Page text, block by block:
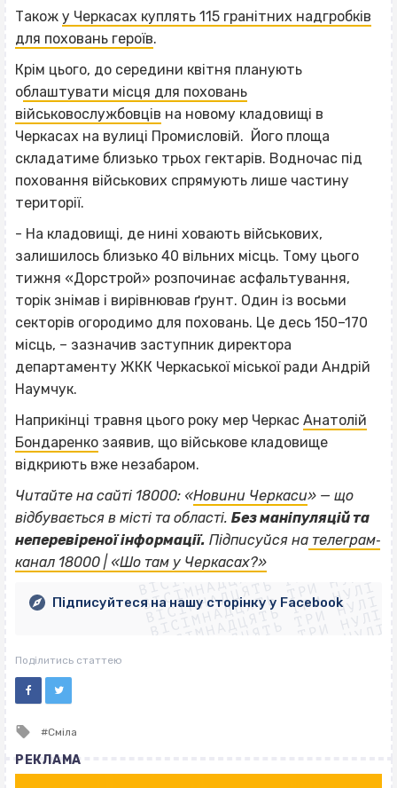
Також у Черкасах куплять 115 гранітних надгробків
для поховань героїв.
Крім цього, до середини квітня планують
облаштувати місця для поховань
військовослужбовців на новому кладовищі в
Черкасах на вулиці Промисловій. Його площа
складатиме близько трьох гектарів. Водночас під
поховання військових спрямують лише частину
території.
- На кладовищі, де нині ховають військових,
залишилось близько 40 вільних місць. Тому цього
тижня «Дорстрой» розпочинає асфальтування,
торік знімав і вирівнював ґрунт. Один із восьми
секторів огородимо для поховань. Це десь 150–170
місць, – зазначив заступник директора
департаменту ЖКК Черкаської міської ради Андрій
Наумчук.
Наприкінці травня цього року мер Черкас Анатолій
Бондаренко заявив, що військове кладовище
відкриють вже незабаром.
Читайте на сайті 18000: «Новини Черкаси» — що
відбувається в місті та області. Без маніпуляцій та
неперевіреної інформації. Підписуйся на телеграм‐
канал 18000 | «Шо там у Черкасах?»
ВІСІМНАДЦЯТЬ ТРИ НУЛІ
ВІСІМНАДЦЯТЬ ТРИ НУЛІ
ВІСІМНАДЦЯТЬ ТРИ НУЛІ
ВІСІМНАДЦЯТЬ ТРИ НУЛІ
ВІСІМНАДЦЯТЬ ТРИ НУЛІ
ВІСІМНАДЦЯТЬ ТРИ НУЛІ
ВІСІМНАДЦЯТЬ ТРИ НУЛІ
ВІСІМНАДЦЯТЬ ТРИ НУЛІ
Підписуйтеся на нашу сторінку у Facebook
Поділитись статтею
Tagged
Сміла
РЕКЛАМА